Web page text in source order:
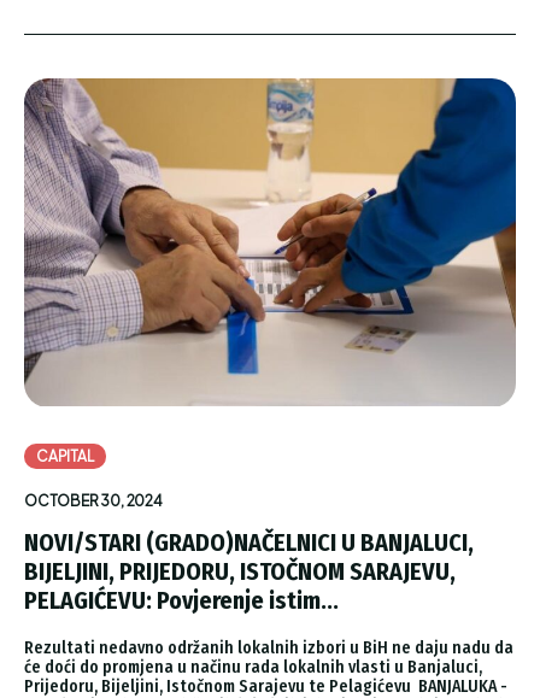
CAPITAL
OCTOBER 30, 2024
NOVI/STARI (GRADO)NAČELNICI U BANJALUCI,
BIJELJINI, PRIJEDORU, ISTOČNOM SARAJEVU,
PELAGIĆEVU: Povjerenje istim...
Rezultati nedavno održanih lokalnih izbori u BiH ne daju nadu da
će doći do promjena u načinu rada lokalnih vlasti u Banjaluci,
Prijedoru, Bijeljini, Istočnom Sarajevu te Pelagićevu BANJALUKA -